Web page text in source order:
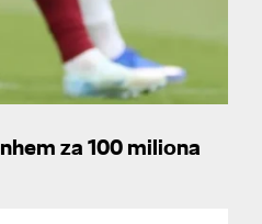
za 100 miliona